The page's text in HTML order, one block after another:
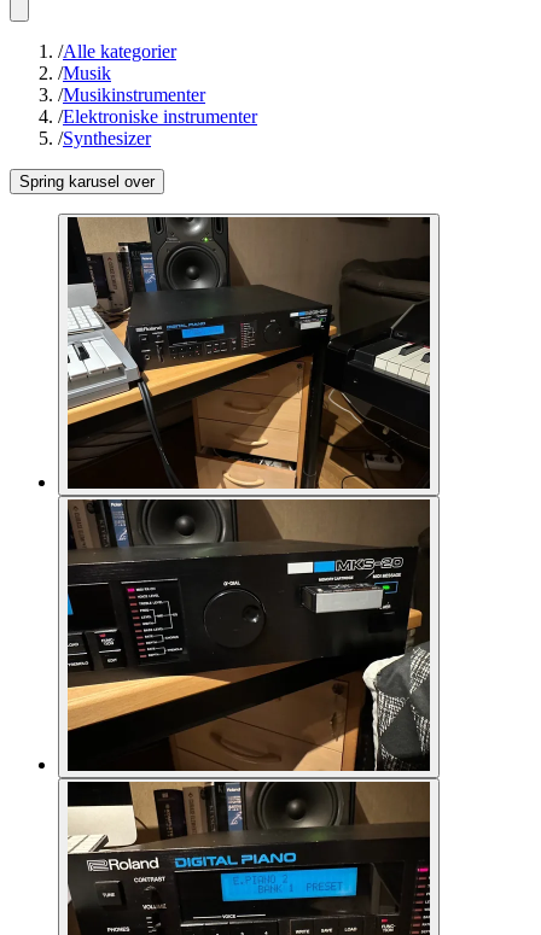
/Alle kategorier
/Musik
/Musikinstrumenter
/Elektroniske instrumenter
/Synthesizer
Spring karusel over